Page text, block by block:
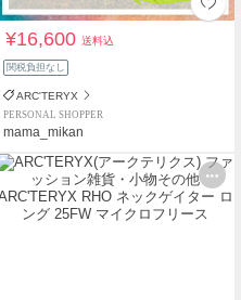
¥16,600送料込
関税負担なし
ARC'TERYX
PERSONAL SHOPPER
mama_mikan